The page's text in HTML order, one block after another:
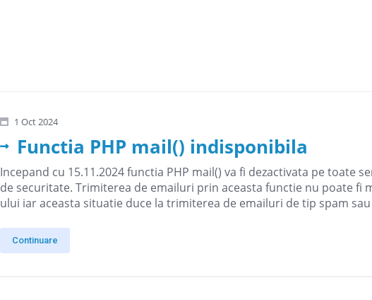
1 Oct 2024
Functia PHP mail() indisponibila
Incepand cu 15.11.2024 functia PHP mail() va fi dezactivata pe toate
de securitate. Trimiterea de emailuri prin aceasta functie nu poate fi
ului iar aceasta situatie duce la trimiterea de emailuri de tip spam
Continuare